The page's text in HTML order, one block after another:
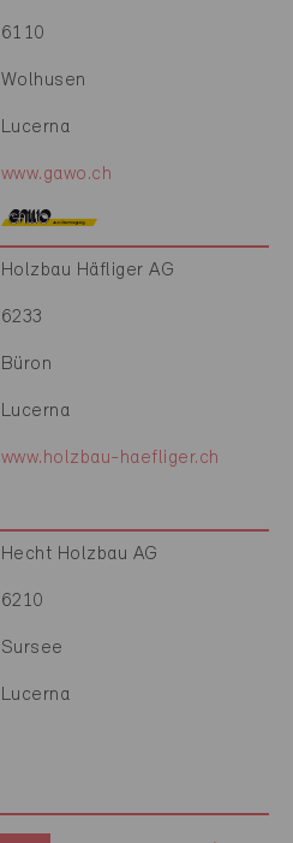
6110
Wolhusen
Lucerna
www.gawo.ch
Holzbau Häfliger AG
6233
Büron
Lucerna
www.holzbau-haefliger.ch
Hecht Holzbau AG
6210
Sursee
Lucerna